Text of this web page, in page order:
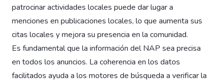
patrocinar actividades locales puede dar lugar a
menciones en publicaciones locales, lo que aumenta sus
citas locales y mejora su presencia en la comunidad.
Es fundamental que la información del NAP sea precisa
en todos los anuncios. La coherencia en los datos
facilitados ayuda a los motores de búsqueda a verificar la